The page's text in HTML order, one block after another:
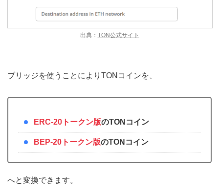
出典： TON公式サイト
ブリッジを使うことによりTONコインを、
ERC-20トークン版のTONコイン
BEP-20トークン版のTONコイン
へと変換できます。